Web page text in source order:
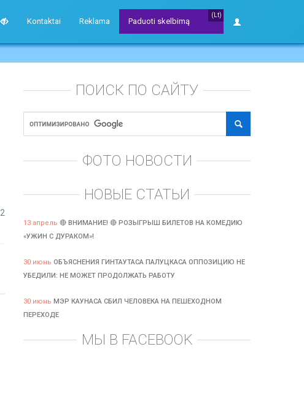
Kontaktai Reklama
(Lt)
Paduoti skelbimą
2
ПОИСК ПО САЙТУ
ФОТО НОВОСТИ
НОВЫЕ СТАТЬИ
13 апрель 🔴 ВНИМАНИЕ! 🔴 РОЗЫГРЫШ БИЛЕТОВ НА КОМЕДИЮ
«УЖИН С ДУРАКОМ»!
30 июнь ОБЪЯСНЕНИЯ ГИНТАУТАСА ПАЛУЦКАСА ОППОЗИЦИЮ НЕ
УБЕДИЛИ: НЕ МОЖЕТ ПРОДОЛЖАТЬ РАБОТУ
30 июнь МЭР КАУНАСА СБИЛ ЧЕЛОВЕКА НА ПЕШЕХОДНОМ
ПЕРЕХОДЕ
МЫ В FACEBOOK